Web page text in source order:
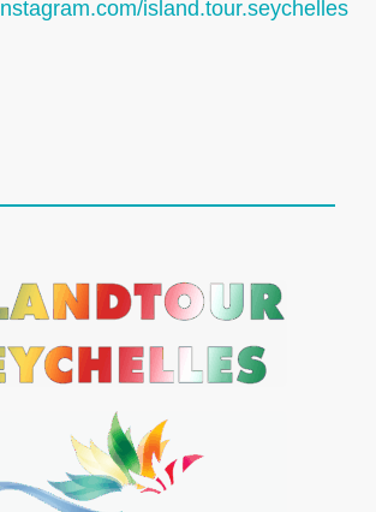
island.tour.seychelles